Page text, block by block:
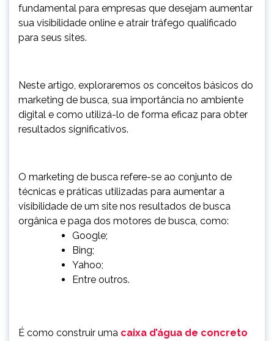
fundamental para empresas que desejam aumentar
sua visibilidade online e atrair tráfego qualificado
para seus sites.
Neste artigo, exploraremos os conceitos básicos do
marketing de busca, sua importância no ambiente
digital e como utilizá-lo de forma eficaz para obter
resultados significativos.
O marketing de busca refere-se ao conjunto de
técnicas e práticas utilizadas para aumentar a
visibilidade de um site nos resultados de busca
orgânica e paga dos motores de busca, como:
Google;
Bing;
Yahoo;
Entre outros.
É como construir uma caixa d’água de concreto